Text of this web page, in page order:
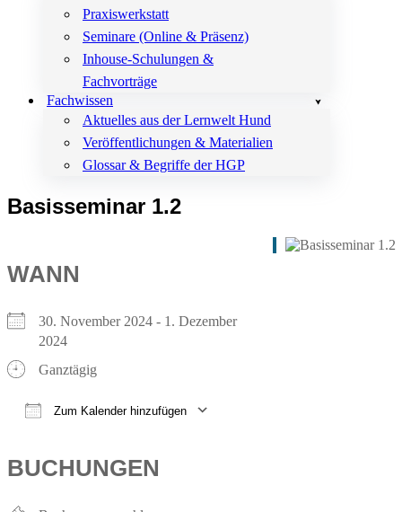
Praxiswerkstatt
Seminare (Online & Präsenz)
Inhouse-Schulungen &
Fachvorträge
Fachwissen
Aktuelles aus der Lernwelt Hund
Veröffentlichungen & Materialien
Glossar & Begriffe der HGP
Basisseminar 1.2
WANN
30. November 2024 - 1. Dezember
2024
Ganztägig
Zum Kalender hinzufügen
BUCHUNGEN